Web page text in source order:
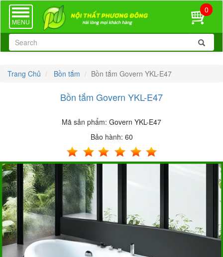
TOGGLE
NAVIGATION
MENU
0
Trang Chủ Bồn tắm Bồn tắm Govern YKL-E47
Bồn tắm Govern YKL-E47
Mã sản phẩm: Govern YKL-E47
Bảo hành: 60